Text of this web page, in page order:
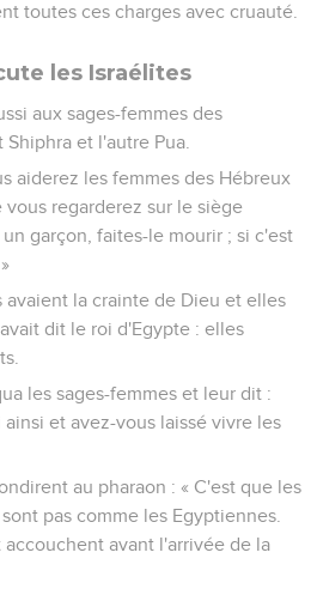
toutes ces charges avec cruauté.
les Israélites
aux sages-femmes des
et l'autre Pua.
aiderez les femmes des Hébreux
regarderez sur le siège
garçon, faites-le mourir ; si c'est
avaient la crainte de Dieu et elles
dit le roi d'Egypte : elles
les sages-femmes et leur dit :
et avez-vous laissé vivre les
au pharaon : « C'est que les
pas comme les Egyptiennes.
avant l'arrivée de la